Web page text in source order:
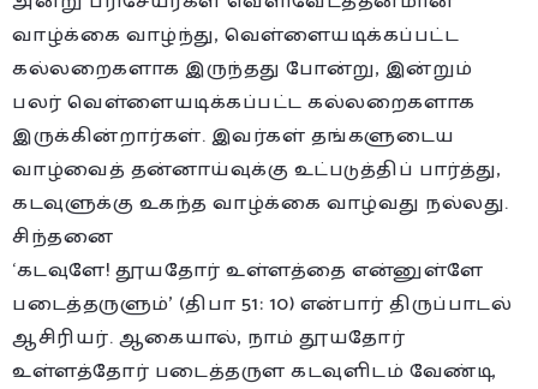
வாழ்க்கை வாழ்ந்து, வெள்ளையடிக்கப்பட்ட
கல்லறைகளாக இருந்தது போன்று, இன்றும்
பலர் வெள்ளையடிக்கப்பட்ட கல்லறைகளாக
இருக்கின்றார்கள். இவர்கள் தங்களுடைய
வாழ்வைத் தன்னாய்வுக்கு உட்படுத்திப் பார்த்து,
கடவுளுக்கு உகந்த வாழ்க்கை வாழ்வது நல்லது.
சிந்தனை
‘கடவுளே! தூயதோர் உள்ளத்தை என்னுள்ளே
படைத்தருளும்’ (திபா 51: 10) என்பார் திருப்பாடல்
ஆசிரியர். ஆகையால், நாம் தூயதோர்
உள்ளத்தோர் படைத்தருள கடவுளிடம் வேண்டி,